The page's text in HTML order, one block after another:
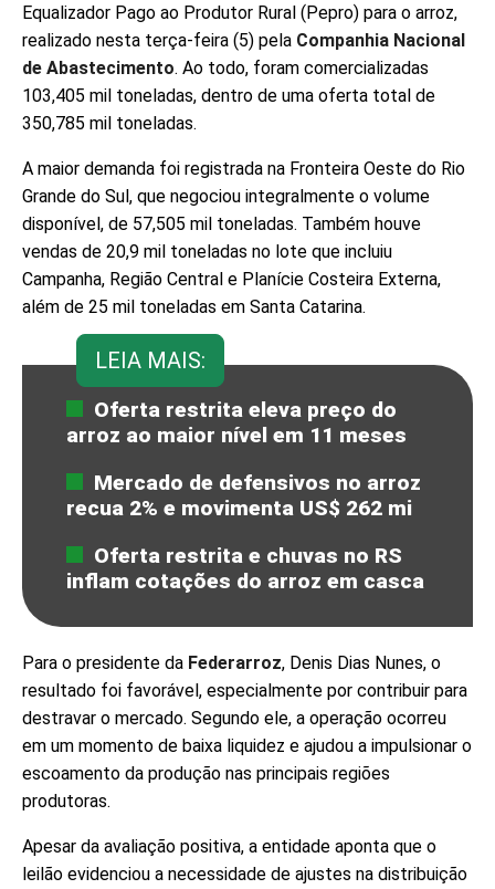
Equalizador Pago ao Produtor Rural (Pepro) para o arroz,
realizado nesta terça-feira (5) pela Companhia Nacional
de Abastecimento. Ao todo, foram comercializadas
103,405 mil toneladas, dentro de uma oferta total de
350,785 mil toneladas.
A maior demanda foi registrada na Fronteira Oeste do Rio
Grande do Sul, que negociou integralmente o volume
disponível, de 57,505 mil toneladas. Também houve
vendas de 20,9 mil toneladas no lote que incluiu
Campanha, Região Central e Planície Costeira Externa,
além de 25 mil toneladas em Santa Catarina.
LEIA MAIS:
Oferta restrita eleva preço do
arroz ao maior nível em 11 meses
Mercado de defensivos no arroz
recua 2% e movimenta US$ 262 mi
Oferta restrita e chuvas no RS
inflam cotações do arroz em casca
Para o presidente da Federarroz, Denis Dias Nunes, o
resultado foi favorável, especialmente por contribuir para
destravar o mercado. Segundo ele, a operação ocorreu
em um momento de baixa liquidez e ajudou a impulsionar o
escoamento da produção nas principais regiões
produtoras.
Apesar da avaliação positiva, a entidade aponta que o
leilão evidenciou a necessidade de ajustes na distribuição